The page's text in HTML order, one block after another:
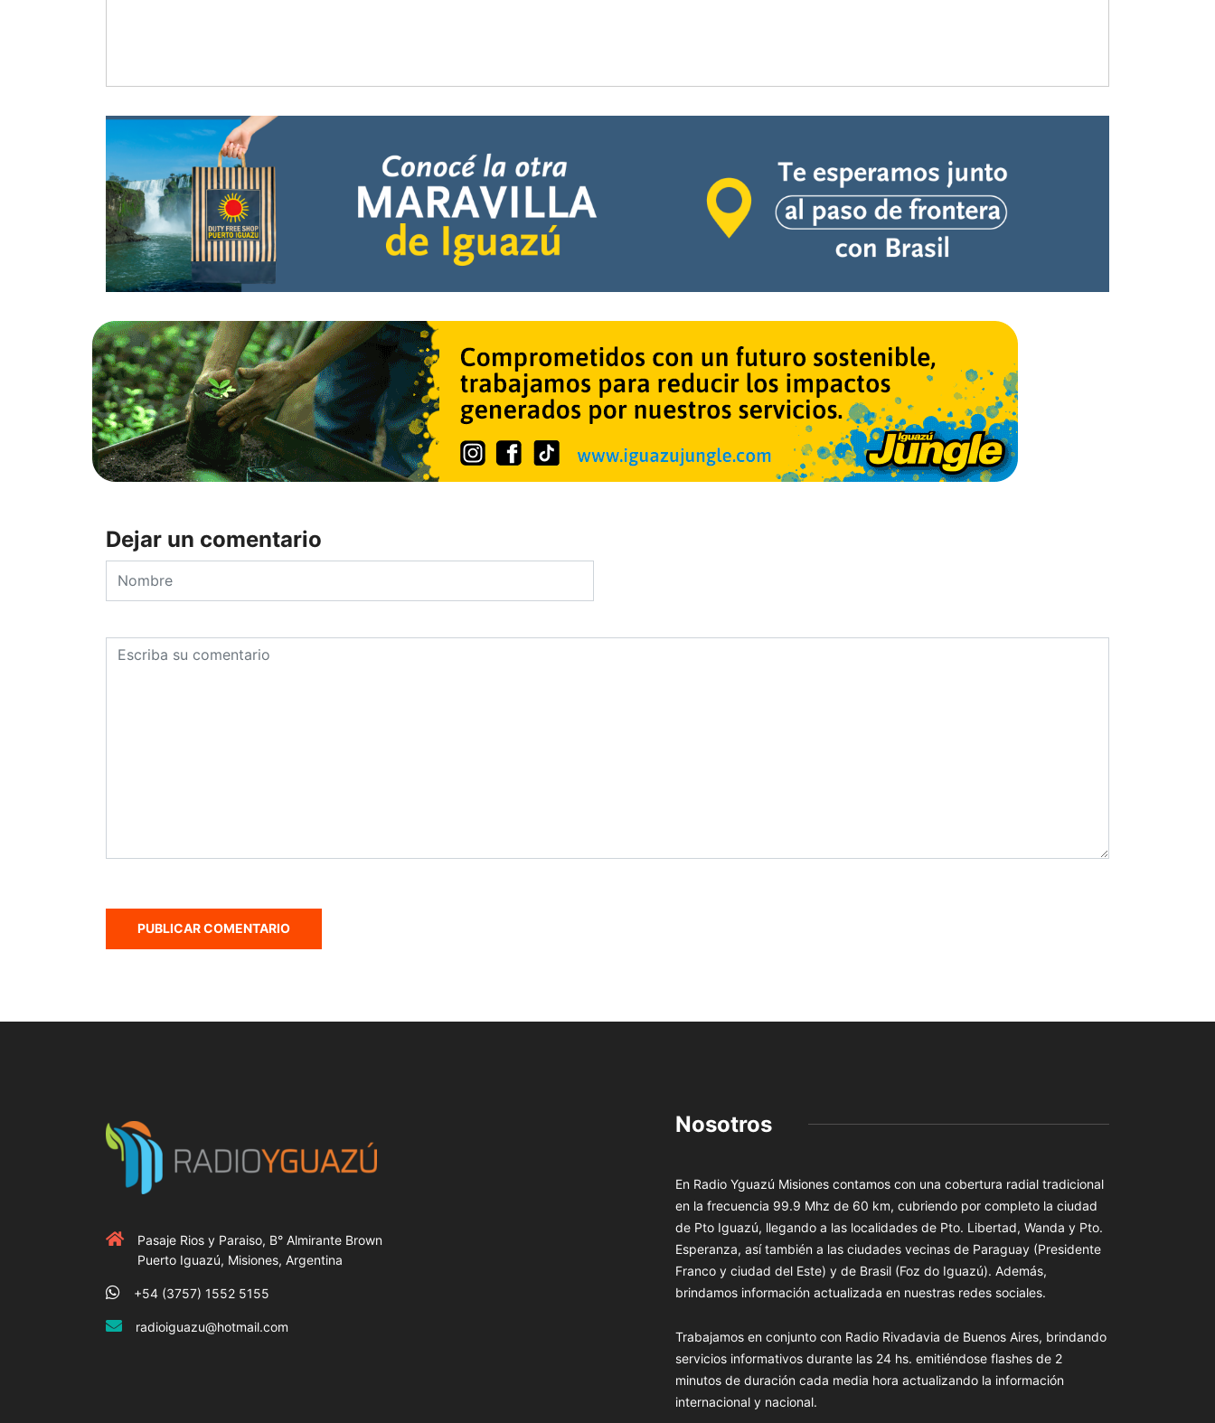
Dejar un comentario
Pasaje Rios y Paraiso, B° Almirante Brown
Puerto Iguazú, Misiones, Argentina
+54 (3757) 1552 5155
radioiguazu@hotmail.com
Nosotros
En Radio Yguazú Misiones contamos con una cobertura radial tradicional
en la frecuencia 99.9 Mhz de 60 km, cubriendo por completo la ciudad
de Pto Iguazú, llegando a las localidades de Pto. Libertad, Wanda y Pto.
Esperanza, así también a las ciudades vecinas de Paraguay (Presidente
Franco y ciudad del Este) y de Brasil (Foz do Iguazú). Además,
brindamos información actualizada en nuestras redes sociales.
Trabajamos en conjunto con Radio Rivadavia de Buenos Aires, brindando
servicios informativos durante las 24 hs. emitiéndose flashes de 2
minutos de duración cada media hora actualizando la información
internacional y nacional.